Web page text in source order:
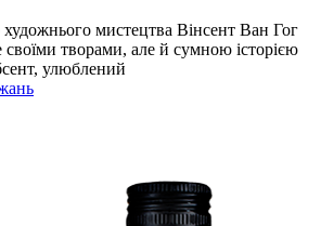
мистецтва Вінсент Ван Гог
творами, але й сумною історією
улюблений